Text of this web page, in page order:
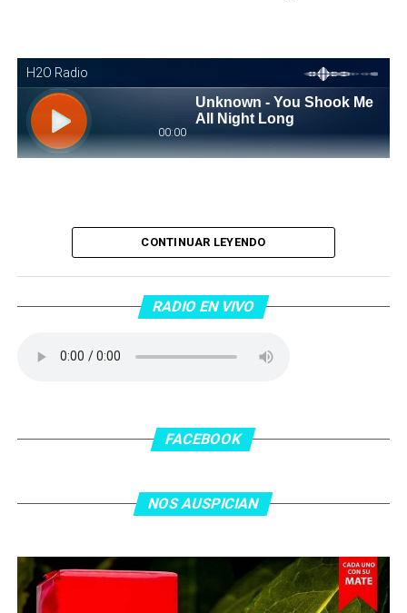
Piantaos por el Tango. Piantaos por el Tango es un
programa radiofónico semanal conducido y dirigido por
Raúl Mamone con el objetivo de difundir el Tango desde
O ingresa de nuestras redes sociales Te
CONTINUAR LEYENDO
RADIO EN VIVO
FACEBOOK
NOS AUSPICIAN